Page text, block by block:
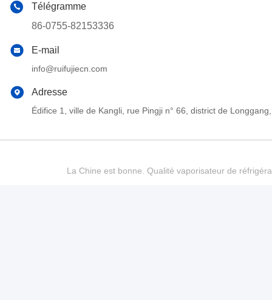
Télégramme
86-0755-82153336
E-mail
info@ruifujiecn.com
Adresse
Édifice 1, ville de Kangli, rue Pingji n° 66, district de
La Chine est bonne. Qualité vaporisateur de